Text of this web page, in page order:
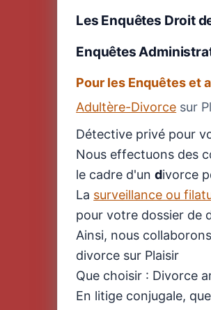
Les Enquêtes Droit
Enquêtes
Pour les Enquêtes et
Adultère-Divorce sur
Détective privé pour
Nous effectuons des
le cadre d'undivorce
La surveillance ou
pour votre dossier de
Ainsi, nous
divorce sur Plaisir
Que choisir : Divorce
En litige conjugale,